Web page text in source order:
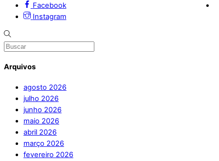
Facebook
Instagram
Arquivos
agosto 2026
julho 2026
junho 2026
maio 2026
abril 2026
março 2026
fevereiro 2026